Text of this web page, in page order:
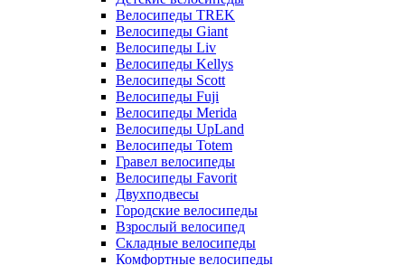
Велосипеды TREK
Велосипеды Giant
Велосипеды Liv
Велосипеды Kellys
Велосипеды Scott
Велосипеды Fuji
Велосипеды Merida
Велосипеды UpLand
Велосипеды Totem
Гравел велосипеды
Велосипеды Favorit
Двухподвесы
Городские велосипеды
Взрослый велосипед
Складные велосипеды
Комфортные велосипеды